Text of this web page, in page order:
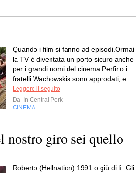
Quando i film si fanno ad episodi.Ormai
la TV è diventata un porto sicuro anche
per i grandi nomi del cinema.Perfino i
fratelli Wachowskis sono approdati, e...
Leggere il seguito
Da
In Central Perk
CINEMA
nostro giro sei quello
Roberto (Hellnation) 1991 o giù di lì. Gli